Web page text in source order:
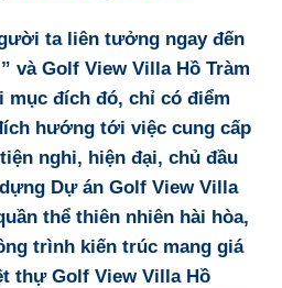
ta liên tưởng ngay đến
và Golf View Villa Hồ Tràm
mục đích đó, chỉ có điểm
hướng tới việc cung cấp
nghi, hiện đại, chủ đầu
Dự án Golf View Villa
thể thiên nhiên hài hòa,
trình kiến trúc mang giá
thự Golf View Villa Hồ